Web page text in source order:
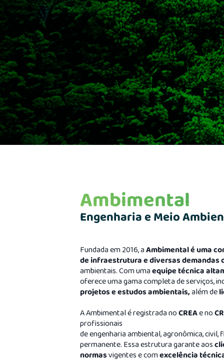
Ambimental
Engenharia e Meio
Fundada em 2016, aAmbimental é uma
de infraestrutura e diversas demandas
ambientais. Com umaequipe técnica
oferece uma gama completa de serviços,
projetos e estudos ambientais,além de
A Ambimental é registrada noCREAe no
profissionais
de engenharia ambiental, agronômica,
permanente. Essa estrutura garante aos
normasvigentes e comexcelência